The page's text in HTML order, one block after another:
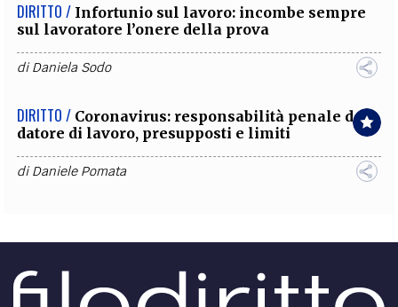
DIRITTO / Infortunio sul lavoro: incombe sempre
sul lavoratore l’onere della prova
diDaniela Sodo
DIRITTO / Coronavirus: responsabilità penale del
datore di lavoro, presupposti e limiti
diDaniele Pomata